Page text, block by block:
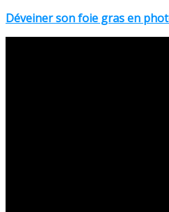
Déveiner son foie gras en